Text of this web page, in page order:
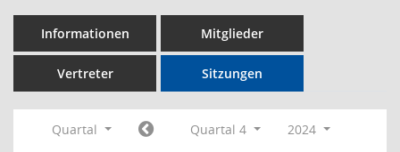
Informationen Mitglieder
Vertreter Sitzungen
Quartal Quartal 4
2024